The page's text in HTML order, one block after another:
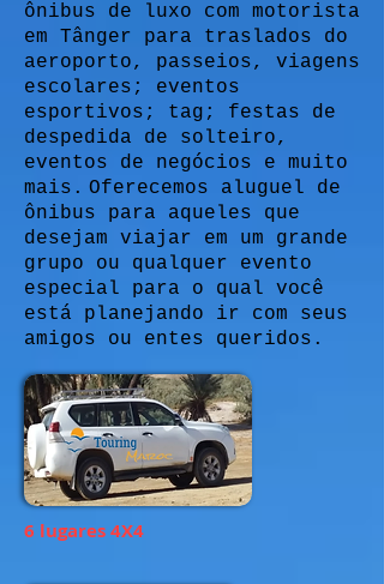
ônibus de luxo com motorista
em Tânger para traslados do
aeroporto, passeios, viagens
escolares; eventos
esportivos; tag; festas de
despedida de solteiro,
eventos de negócios e muito
mais. Oferecemos aluguel de
ônibus para aqueles que
desejam viajar em um grande
grupo ou qualquer evento
especial para o qual você
está planejando ir com seus
amigos ou entes queridos.
6 lugares 4X4